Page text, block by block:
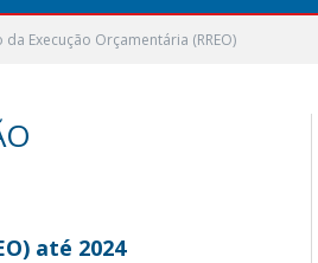
Execução Orçamentária (RREO)
até 2024